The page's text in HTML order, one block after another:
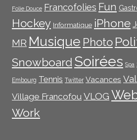
Folie Douce Francofolies Fun
Hockey Informatique iPhone
MR Musique Photo
Snowboard Soirées Spa
Embourg Tennis Twitter Vacances
Village Francofou VLOG
Work